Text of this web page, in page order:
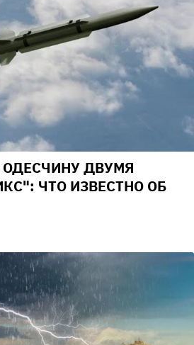
ДВУМЯ
ЧТО ИЗВЕСТНО ОБ